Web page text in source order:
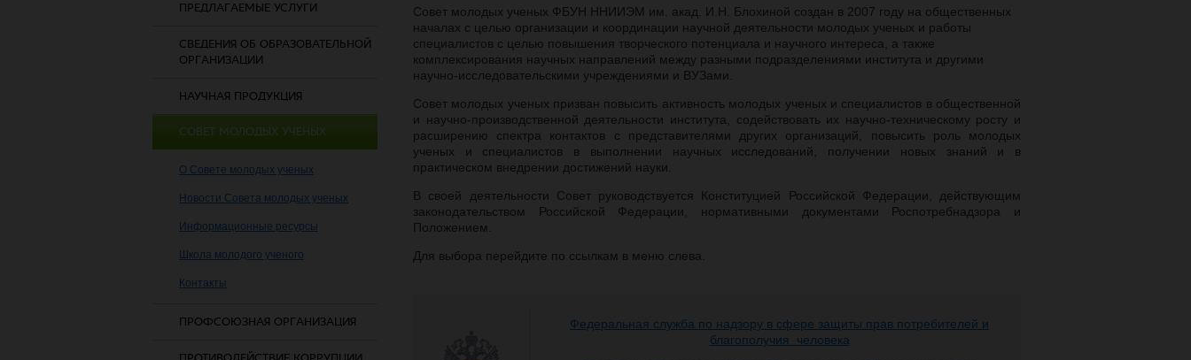
ПРЕДЛАГАЕМЫЕ УСЛУГИ
СВЕДЕНИЯ ОБ ОБРАЗОВАТЕЛЬНОЙ
ОРГАНИЗАЦИИ
НАУЧНАЯ ПРОДУКЦИЯ
СОВЕТ МОЛОДЫХ УЧЕНЫХ
О Совете молодых ученых
Новости Совета молодых ученых
Информационные ресурсы
Школа молодого ученого
Контакты
ПРОФСОЮЗНАЯ ОРГАНИЗАЦИЯ
Совет молодых ученых ФБУН ННИИЭМ им. акад. И.Н. Блохиной создан в 2007 году на общественных
началах с целью организации и координации научной деятельности молодых ученых и работы
специалистов с целью повышения творческого потенциала и научного интереса, а также
комплексирования научных направлений между разными подразделениями института и другими
научно-исследовательскими учреждениями и ВУЗами.
Совет молодых ученых призван повысить активность молодых ученых и специалистов в общественной
и научно-производственной деятельности института, содействовать их научно-техническому росту и
расширению спектра контактов с представителями других организаций, повысить роль молодых
ученых и специалистов в выполнении научных исследований, получении новых знаний и в
практическом внедрении достижений науки.
В своей деятельности Совет руководствуется Конституцией Российской Федерации, действующим
законодательством Российской Федерации, нормативными документами Роспотребнадзора и
Положением.
Для выбора перейдите по ссылкам в меню слева.
Федеральная служба по надзору в сфере защиты прав потребителей и
благополучия человека